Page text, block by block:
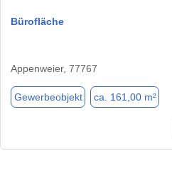
Bürofläche
Appenweier, 77767
Gewerbeobjekt ca. 161,00 m²